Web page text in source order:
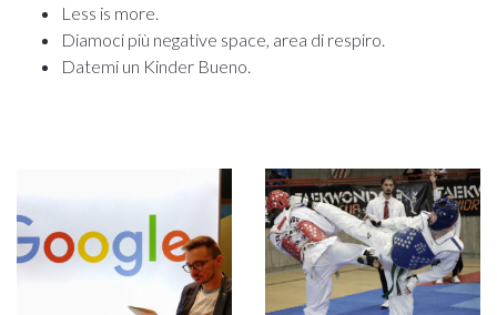
Less is more.
Diamoci più negative space, area di respiro.
Datemi un Kinder Bueno.